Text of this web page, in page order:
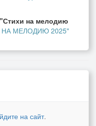
на мелодию
НА МЕЛОДИЮ 2025"
на сайт.